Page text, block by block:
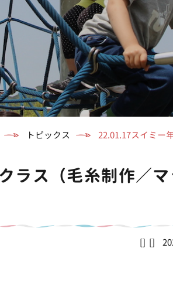
トピックス 22.01.17スイミー
ラス（毛糸制作／マ